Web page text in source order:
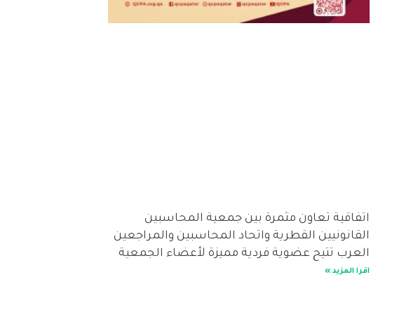
اتفاقية تعاون مثمرة بين جمعية المحاسبين
القانونيين القطرية واتحاد المحاسبين والمراجعين
العرب تتيح عضوية فردية مميزة لأعضاء الجمعية
اقرا المزيد »